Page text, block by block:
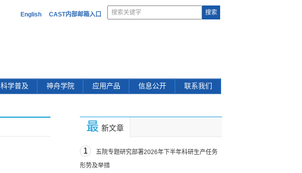
English CAST内部邮箱入口
科学普及 神舟学院 应用产品 信息公开 联系我们
最 新文章
1
五院专题研究部署2026年下半年科研生产任务
形势及举措